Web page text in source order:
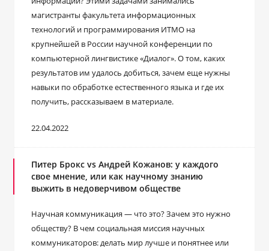
магистранты факультета информационных
технологий и программирования ИТМО на
крупнейшей в России научной конференции по
компьютерной лингвистике «Диалог». О том, каких
результатов им удалось добиться, зачем еще нужны
навыки по обработке естественного языка и где их
получить, рассказываем в материале.
22.04.2022
Питер Брокс vs Андрей Кожанов: у каждого
свое мнение, или как научному знанию
выжить в недоверчивом обществе
Научная коммуникация — что это? Зачем это нужно
обществу? В чем социальная миссия научных
коммуникаторов: делать мир лучше и понятнее или